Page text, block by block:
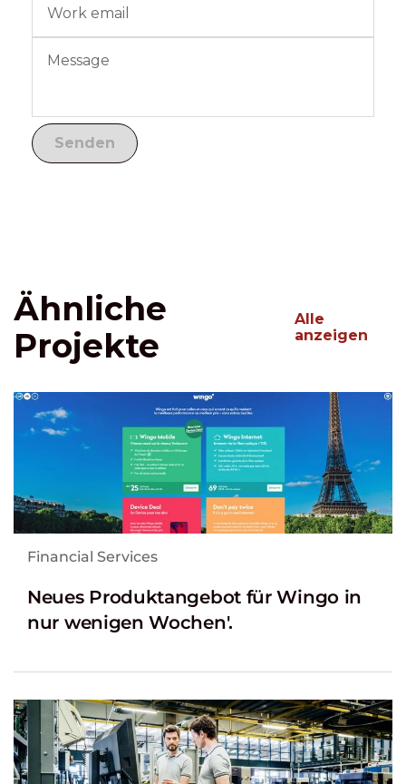
Ähnliche
Projekte
Alle
anzeigen
Financial Services
Neues Produktangebot für Wingo in
nur wenigen Wochen'.